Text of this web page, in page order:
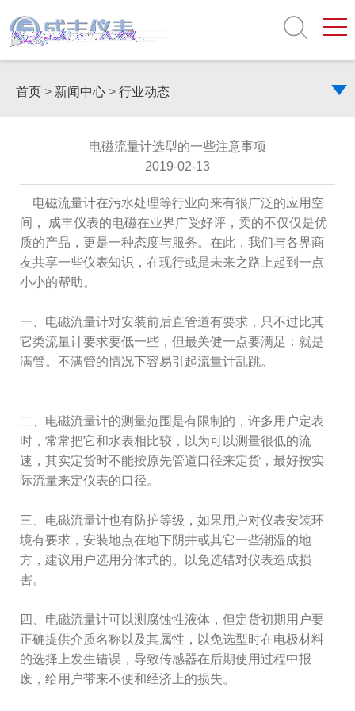
首页 > 新闻中心 > 行业动态
电磁流量计选型的一些注意事项
2019-02-13
电磁流量计在污水处理等行业向来有很广泛的应用空
间， 成丰仪表的电磁在业界广受好评，卖的不仅仅是优
质的产品，更是一种态度与服务。在此，我们与各界商
友共享一些仪表知识，在现行或是未来之路上起到一点
小小的帮助。
一、电磁流量计对安装前后直管道有要求，只不过比其
它类流量计要求要低一些，但最关健一点要满足：就是
满管。不满管的情况下容易引起流量计乱跳。
二、电磁流量计的测量范围是有限制的，许多用户定表
时，常常把它和水表相比较，以为可以测量很低的流
速，其实定货时不能按原先管道口径来定货，最好按实
际流量来定仪表的口径。
三、电磁流量计也有防护等级，如果用户对仪表安装环
境有要求，安装地点在地下阴井或其它一些潮湿的地
方，建议用户选用分体式的。以免选错对仪表造成损
害。
四、电磁流量计可以测腐蚀性液体，但定货初期用户要
正确提供介质名称以及其属性，以免选型时在电极材料
的选择上发生错误，导致传感器在后期使用过程中报
废，给用户带来不便和经济上的损失。